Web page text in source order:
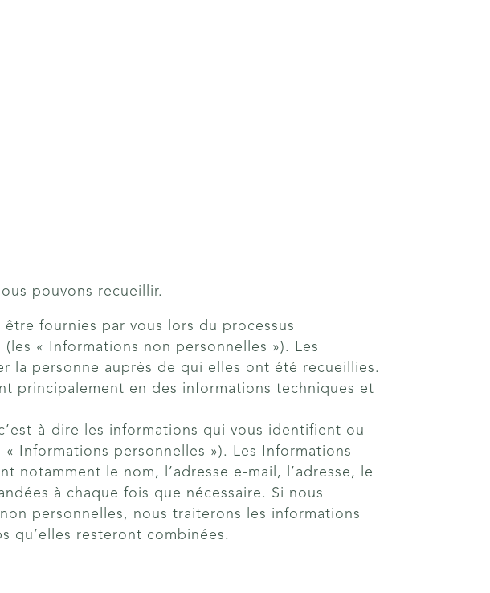
pouvons recueillir.
fournies par vous lors du processus
« Informations non personnelles »). Les
la personne auprès de qui elles ont été recueillies.
principalement en des informations techniques et
à-dire les informations qui vous identifient ou
Informations personnelles »). Les Informations
notamment le nom, l’adresse e-mail, l’adresse, le
à chaque fois que nécessaire. Si nous
personnelles, nous traiterons les informations
qu’elles resteront combinées.